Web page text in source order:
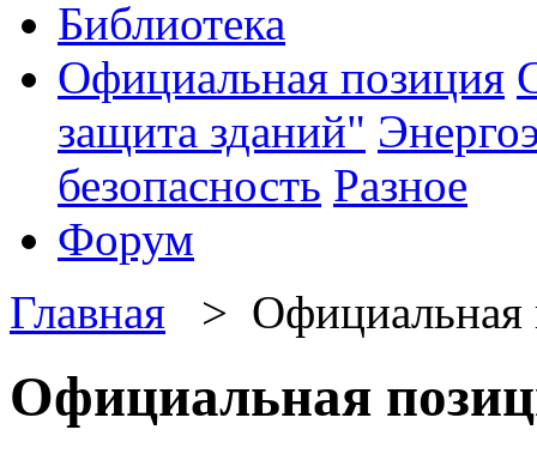
Библиотека
Официальная позиция
защита зданий"
безопасность Разное
Форум
Главная > Официальная
Официальная